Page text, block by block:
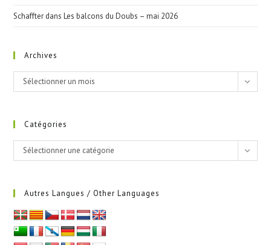
Schaffter dansLes balcons du Doubs – mai 2026
Archives
Archives
Sélectionner un mois
Catégories
Catégories
Sélectionner une catégorie
Autres Langues / Other Languages